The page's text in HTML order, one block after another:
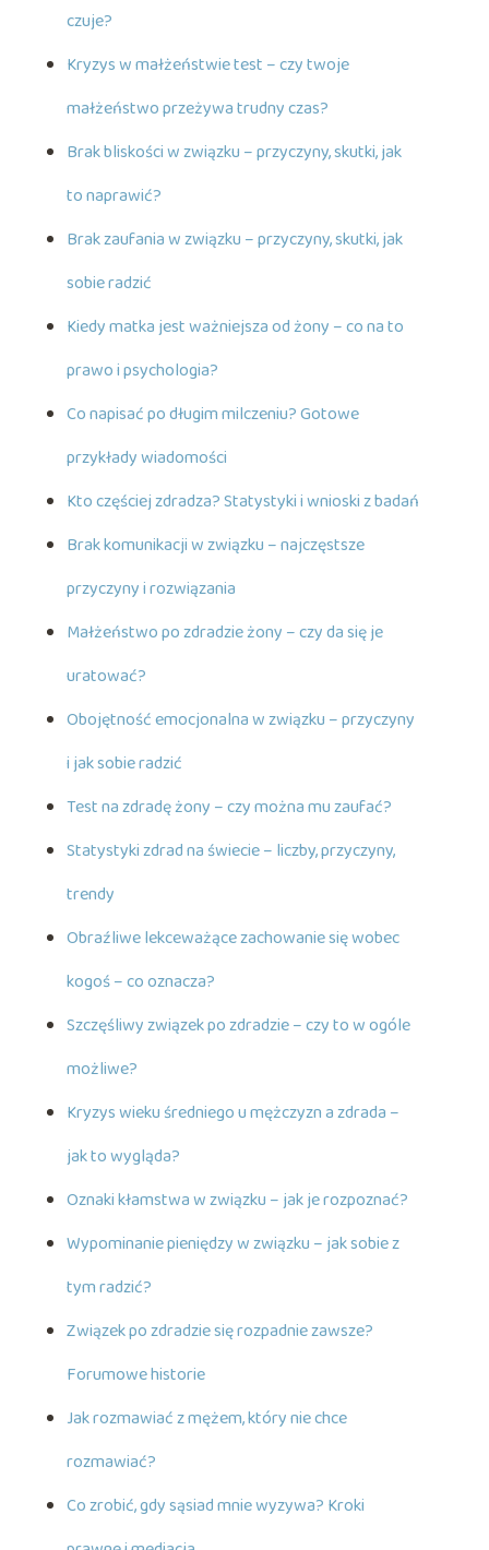
czuje?
Kryzys w małżeństwie test – czy twoje
małżeństwo przeżywa trudny czas?
Brak bliskości w związku – przyczyny, skutki, jak
to naprawić?
Brak zaufania w związku – przyczyny, skutki, jak
sobie radzić
Kiedy matka jest ważniejsza od żony – co na to
prawo i psychologia?
Co napisać po długim milczeniu? Gotowe
przykłady wiadomości
Kto częściej zdradza? Statystyki i wnioski z badań
Brak komunikacji w związku – najczęstsze
przyczyny i rozwiązania
Małżeństwo po zdradzie żony – czy da się je
uratować?
Obojętność emocjonalna w związku – przyczyny
i jak sobie radzić
Test na zdradę żony – czy można mu zaufać?
Statystyki zdrad na świecie – liczby, przyczyny,
trendy
Obraźliwe lekceważące zachowanie się wobec
kogoś – co oznacza?
Szczęśliwy związek po zdradzie – czy to w ogóle
możliwe?
Kryzys wieku średniego u mężczyzn a zdrada –
jak to wygląda?
Oznaki kłamstwa w związku – jak je rozpoznać?
Wypominanie pieniędzy w związku – jak sobie z
tym radzić?
Związek po zdradzie się rozpadnie zawsze?
Forumowe historie
Jak rozmawiać z mężem, który nie chce
rozmawiać?
Co zrobić, gdy sąsiad mnie wyzywa? Kroki